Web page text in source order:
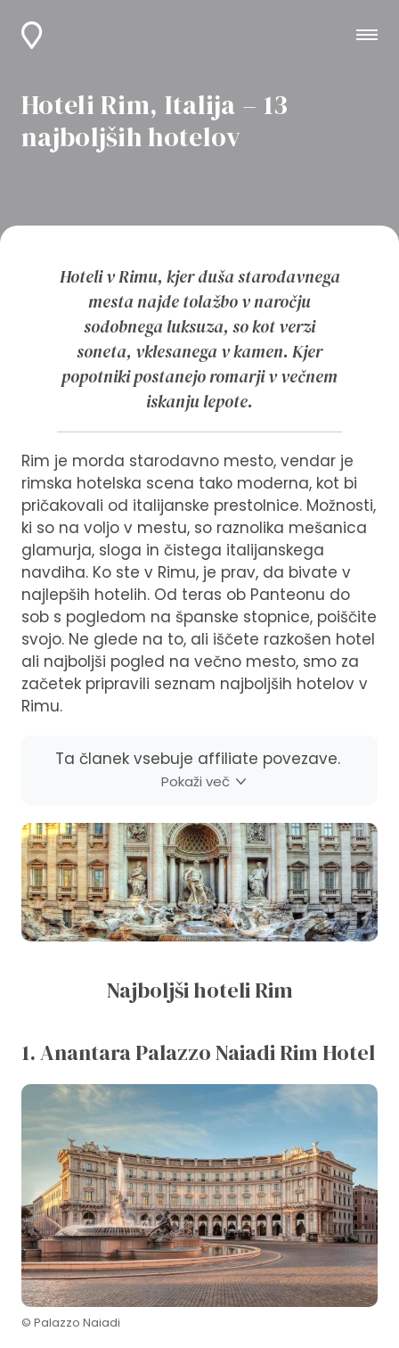
Hoteli Rim, Italija – 13
najboljših hotelov
Hoteli v Rimu, kjer duša starodavnega
mesta najde tolažbo v naročju
sodobnega luksuza, so kot verzi
soneta, vklesanega v kamen. Kjer
popotniki postanejo romarji v večnem
iskanju lepote.
Rim je morda starodavno mesto, vendar je
rimska hotelska scena tako moderna, kot bi
pričakovali od italijanske prestolnice. Možnosti,
ki so na voljo v mestu, so raznolika mešanica
glamurja, sloga in čistega italijanskega
navdiha. Ko ste v Rimu, je prav, da bivate v
najlepših hotelih. Od teras ob Panteonu do
sob s pogledom na španske stopnice, poiščite
svojo. Ne glede na to, ali iščete razkošen hotel
ali najboljši pogled na večno mesto, smo za
začetek pripravili seznam najboljših hotelov v
Rimu.
Ta članek vsebuje affiliate povezave.
Pokaži več
Najboljši hoteli Rim
1. Anantara Palazzo Naiadi Rim Hotel
© Palazzo Naiadi